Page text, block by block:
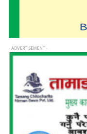
- ADVERTISEMENT -